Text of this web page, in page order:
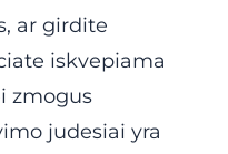
ar girdite
iskvepiama
zmogus
judesiai yra